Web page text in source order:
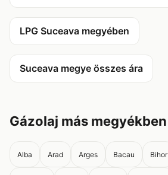
LPG Suceava megyében
Suceava megye összes ára
Gázolaj más megyékben
Alba Arad Arges Bacau Bihor